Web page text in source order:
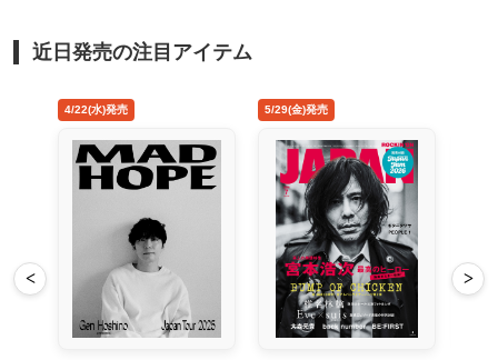
近日発売の注目アイテム
<
5/29(金)発売 8/26(水)発売
>